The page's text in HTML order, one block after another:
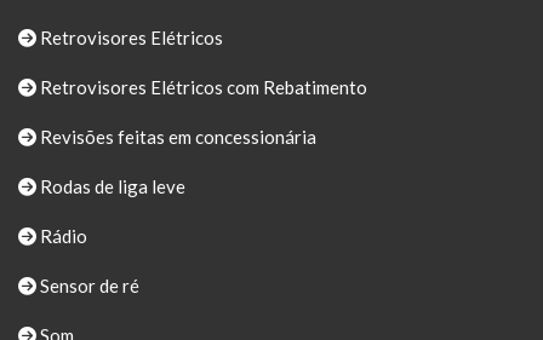
Retrovisores Elétricos
Retrovisores Elétricos com Rebatimento
Revisões feitas em concessionária
Rodas de liga leve
Rádio
Sensor de ré
Som